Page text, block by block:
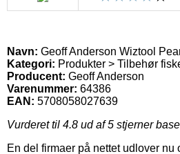
Navn: Geoff Anderson Wiztool
Kategori: Produkter > Tilbehør
Producent: Geoff Anderson
Varenummer: 64386
EAN: 5708058027639
Vurderet til 4.8 ud af 5 stjerner
En del firmaer på nettet udlover nu